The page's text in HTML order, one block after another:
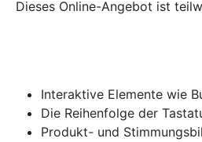
Dieses Online-Angebot ist
Interaktive Elemente wie
Die Reihenfolge der
Produkt- und